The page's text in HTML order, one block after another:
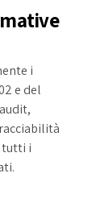
i
e del
tutti i